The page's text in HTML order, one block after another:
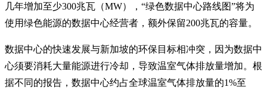
几年增加至少300兆瓦（MW），“绿色数据中心路线图”将为
使用绿色能源的数据中心经营者，额外保留200兆瓦的容量。
数据中心的快速发展与新加坡的环保目标相冲突，因为数据中
心须要消耗大量能源进行冷却，导致温室气体排放量增加。根
据不同的报告，数据中心约占全球温室气体排放量的1%至